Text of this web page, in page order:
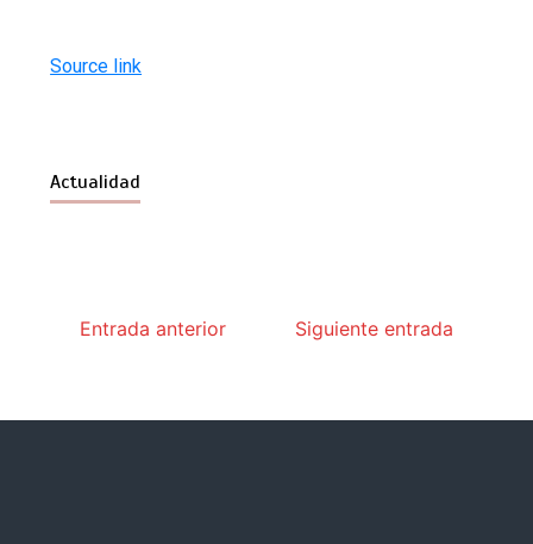
Source link
Actualidad
Entrada anterior Siguiente entrada